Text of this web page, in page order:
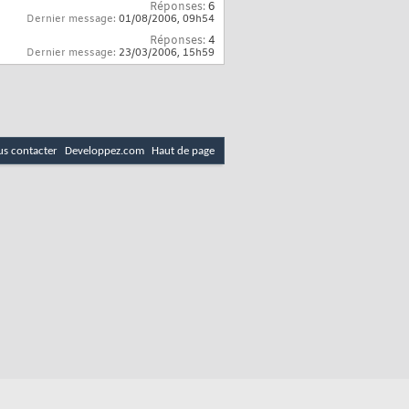
Réponses:6
Dernier message: 01/08/2006, 09h54
Réponses:4
Dernier message: 23/03/2006, 15h59
contacter Developpez.com Haut de page